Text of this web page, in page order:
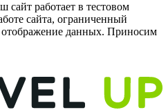
сайт работает в тестовом
сайта, ограниченный
данных. Приносим